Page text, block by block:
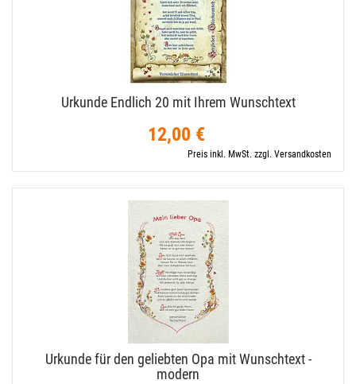
Urkunde Endlich 20 mit Ihrem Wunschtext
12,00 €
Preis inkl. MwSt. zzgl. Versandkosten
Urkunde für den geliebten Opa mit Wunschtext -
modern